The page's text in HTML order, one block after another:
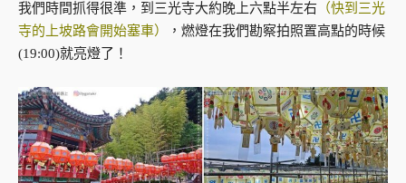
我們時間抓得很準，到三光寺大約晚上六點半左右 （快到三光
寺的上坡路會開始塞車）
，燃燈在我們勘察拍照置高點的時候
(19:00)就亮燈了！